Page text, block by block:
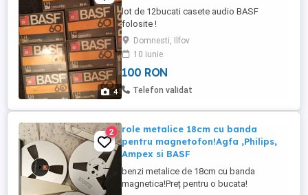
4
lot de 12bucati casete audio BASF
folosite !
Domnesti, Ilfov
10 iunie
100 RON
Telefon validat
2
role metalice 18cm cu banda
pentru magnetofon!Agfa ,Philips,
Ampex si BASF
benzi metalice de 18cm cu banda
magnetica!Preț pentru o bucata!